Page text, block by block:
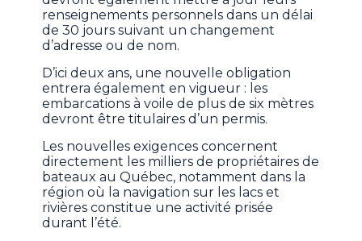
renseignements personnels dans un délai
de 30 jours suivant un changement
d’adresse ou de nom.
D’ici deux ans, une nouvelle obligation
entrera également en vigueur : les
embarcations à voile de plus de six mètres
devront être titulaires d’un permis.
Les nouvelles exigences concernent
directement les milliers de propriétaires de
bateaux au Québec, notamment dans la
région où la navigation sur les lacs et
rivières constitue une activité prisée
durant l’été.